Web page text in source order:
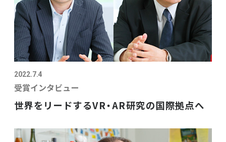
2022.7.4
受賞インタビュー
世界をリードするVR・AR研究の国際拠点へ